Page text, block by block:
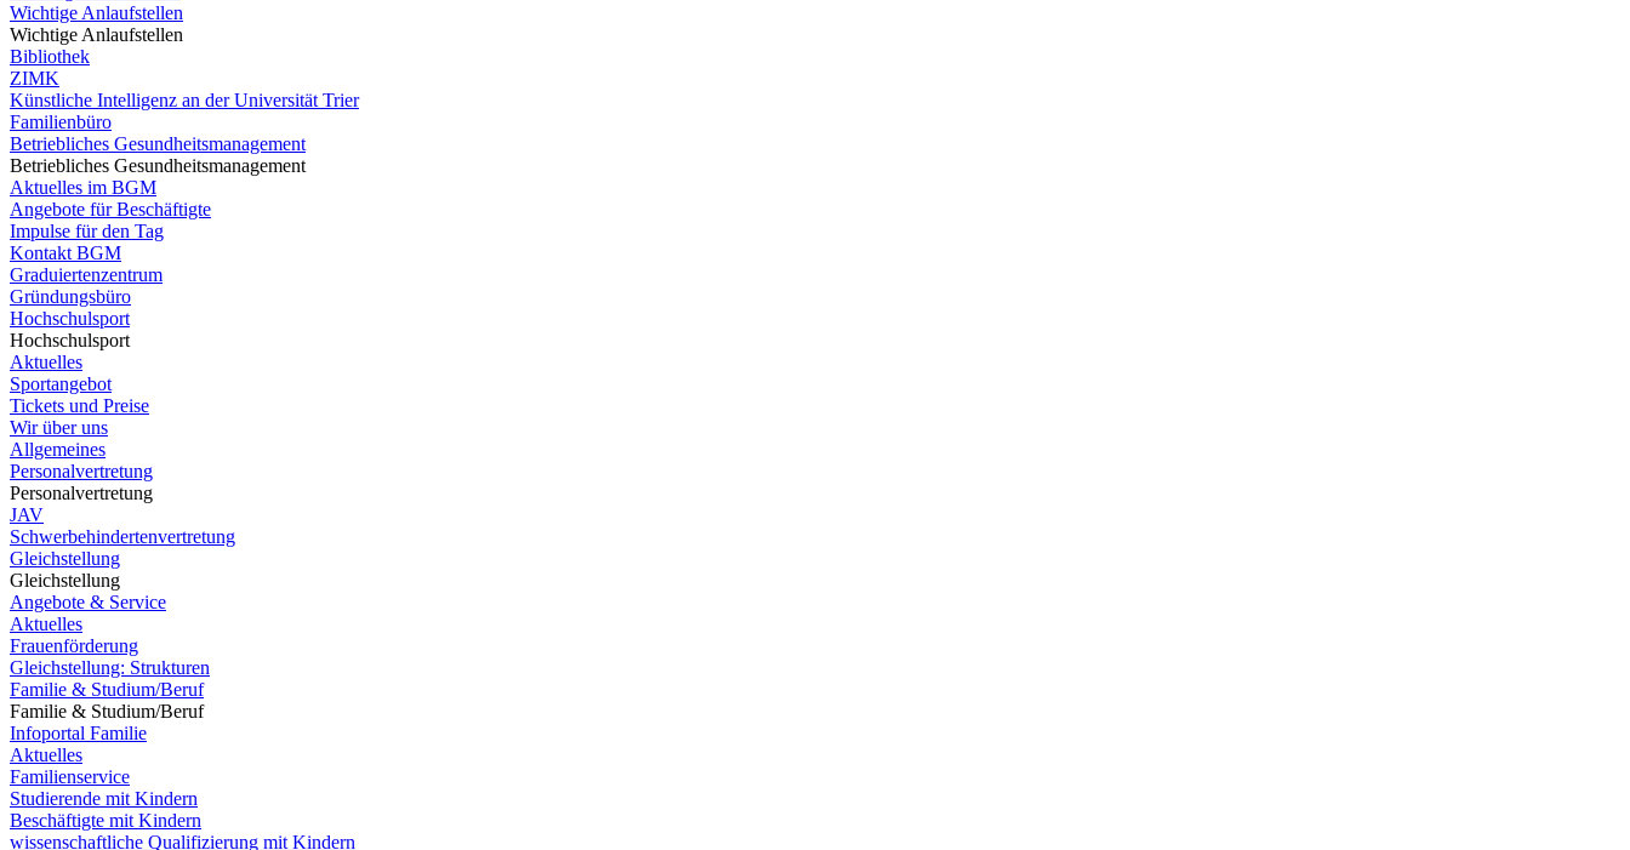
Wichtige Anlaufstellen
Wichtige Anlaufstellen
Bibliothek
ZIMK
Künstliche Intelligenz an der Universität Trier
Familienbüro
Betriebliches Gesundheitsmanagement
Betriebliches Gesundheitsmanagement
Aktuelles im BGM
Angebote für Beschäftigte
Impulse für den Tag
Kontakt BGM
Graduiertenzentrum
Gründungsbüro
Hochschulsport
Hochschulsport
Aktuelles
Sportangebot
Tickets und Preise
Wir über uns
Allgemeines
Personalvertretung
Personalvertretung
JAV
Schwerbehindertenvertretung
Gleichstellung
Gleichstellung
Angebote & Service
Aktuelles
Frauenförderung
Gleichstellung: Strukturen
Familie & Studium/Beruf
Familie & Studium/Beruf
Infoportal Familie
Aktuelles
Familienservice
Studierende mit Kindern
Beschäftigte mit Kindern
wissenschaftliche Qualifizierung mit Kindern